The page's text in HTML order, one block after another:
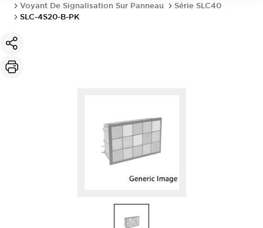
Voyant De Signalisation Sur Panneau
Série SLC40
SLC-4S20-B-PK